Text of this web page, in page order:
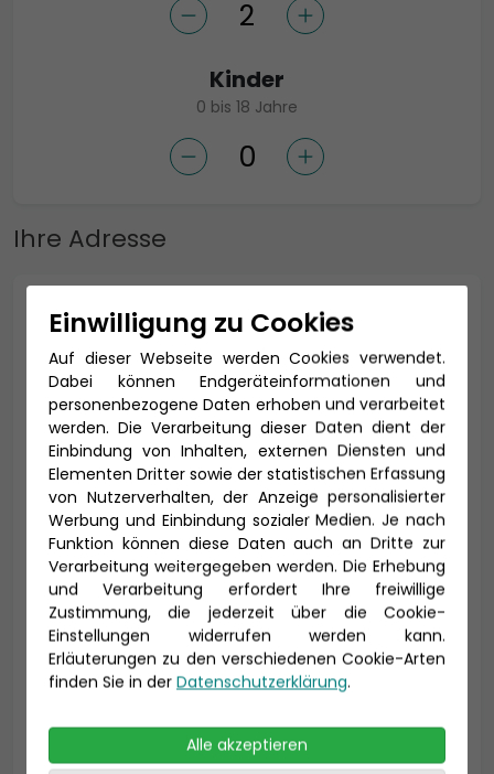
Kinder
0 bis 18 Jahre
Ihre Adresse
Anrede *
Titel
Vorname * Nachname *
E-Mail *
Telefon *
Einwilligung zu Cookies
Auf dieser Webseite werden Cookies verwendet.
Dabei können Endgeräteinformationen und
personenbezogene Daten erhoben und verarbeitet
werden. Die Verarbeitung dieser Daten dient der
Einbindung von Inhalten, externen Diensten und
Elementen Dritter sowie der statistischen Erfassung
von Nutzerverhalten, der Anzeige personalisierter
Werbung und Einbindung sozialer Medien. Je nach
Funktion können diese Daten auch an Dritte zur
Verarbeitung weitergegeben werden. Die Erhebung
und Verarbeitung erfordert Ihre freiwillige
Zustimmung, die jederzeit über die Cookie-
Einstellungen widerrufen werden kann.
Erläuterungen zu den verschiedenen Cookie-Arten
finden Sie in der Datenschutzerklärung.
Alle akzeptieren